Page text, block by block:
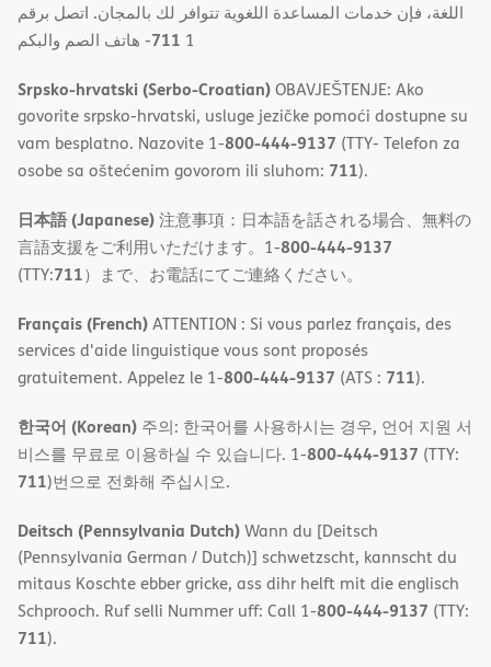
اللغة، فإن خدمات المساعدة اللغویة تتوافر لك بالمجان. اتصل برقم
1
711- ھاتف الصم والبكم
Srpsko-hrvatski (Serbo-Croatian)OBAVJEŠTENJE: Ako
govorite srpsko-hrvatski, usluge jezičke pomoći dostupne su
vam besplatno. Nazovite 1-800-444-9137 (TTY- Telefon za
osobe sa oštećenim govorom ili sluhom: 711).
日本語 (Japanese)注意事項：日本語を話される場合、無料の
言語支援をご利用いただけます。1-800-444-9137
(TTY:711）まで、お電話にてご連絡ください。
Français (French)ATTENTION : Si vous parlez français, des
services d'aide linguistique vous sont proposés
gratuitement. Appelez le 1-800-444-9137 (ATS : 711).
한국어 (Korean) 주의: 한국어를 사용하시는 경우, 언어 지원 서
비스를 무료로 이용하실 수 있습니다. 1-800-444-9137 (TTY:
711)번으로 전화해 주십시오.
Deitsch (Pennsylvania Dutch)Wann du [Deitsch
(Pennsylvania German / Dutch)] schwetzscht, kannscht du
mitaus Koschte ebber gricke, ass dihr helft mit die englisch
Schprooch. Ruf selli Nummer uff: Call 1-800-444-9137 (TTY:
711).